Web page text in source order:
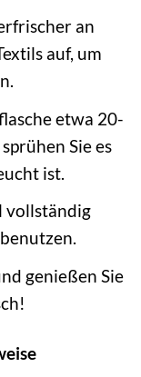
an
auf, um
etwa 20-
Sie es
ist.
vollständig
genießen Sie